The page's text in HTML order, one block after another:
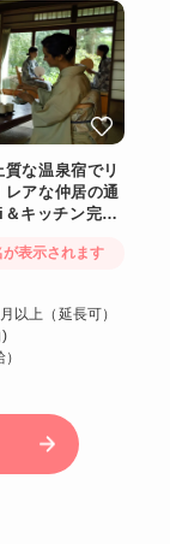
な温泉宿でリ
レアな仲居の通
キッチン完備
表示されます
以上（延長可）